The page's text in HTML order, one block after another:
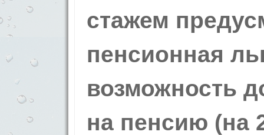
стажем
пенсионная
возможность
на пенсию (на